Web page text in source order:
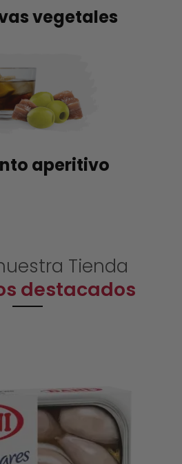
vegetales
aperitivo
Tienda
destacados